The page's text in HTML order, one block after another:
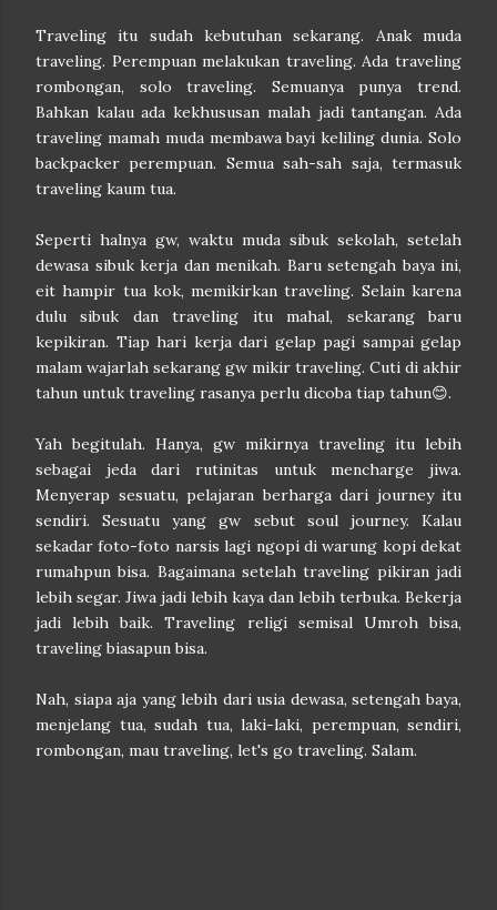
Traveling itu sudah kebutuhan sekarang. Anak muda
traveling. Perempuan melakukan traveling. Ada traveling
rombongan, solo traveling. Semuanya punya trend.
Bahkan kalau ada kekhususan malah jadi tantangan. Ada
traveling mamah muda membawa bayi keliling dunia. Solo
backpacker perempuan. Semua sah-sah saja, termasuk
traveling kaum tua.
Seperti halnya gw, waktu muda sibuk sekolah, setelah
dewasa sibuk kerja dan menikah. Baru setengah baya ini,
eit hampir tua kok, memikirkan traveling. Selain karena
dulu sibuk dan traveling itu mahal, sekarang baru
kepikiran. Tiap hari kerja dari gelap pagi sampai gelap
malam wajarlah sekarang gw mikir traveling. Cuti di akhir
tahun untuk traveling rasanya perlu dicoba tiap tahun😊.
Yah begitulah. Hanya, gw mikirnya traveling itu lebih
sebagai jeda dari rutinitas untuk mencharge jiwa.
Menyerap sesuatu, pelajaran berharga dari journey itu
sendiri. Sesuatu yang gw sebut soul journey. Kalau
sekadar foto-foto narsis lagi ngopi di warung kopi dekat
rumahpun bisa. Bagaimana setelah traveling pikiran jadi
lebih segar. Jiwa jadi lebih kaya dan lebih terbuka. Bekerja
jadi lebih baik. Traveling religi semisal Umroh bisa,
traveling biasapun bisa.
Nah, siapa aja yang lebih dari usia dewasa, setengah baya,
menjelang tua, sudah tua, laki-laki, perempuan, sendiri,
rombongan, mau traveling, let's go traveling. Salam.